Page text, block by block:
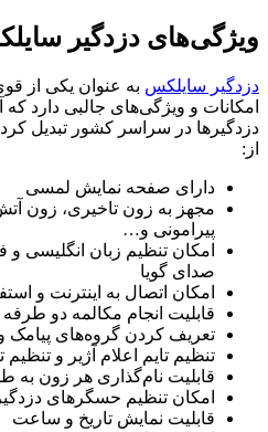
ویژگی‌های دزدگیر
دزدگیر سایلکس به عنوان یکی از
امکانات و ویژگی‌های جالبی دارد که
دزدگیرها در سراسر کشور تبدیل
از:
دارای صفحه نمایش لمسی
پیرامونی و…
امکان تنظیم زبان انگلیسی
صدای گویا
امکان اتصال به اینترنت و
قابلیت انجام مکالمه دو
تعریف کردن گروه‌های پیامک
تنظیم تایم اعلام آژیر و
قابلیت نام‌گذاری هر زون به
امکان تنظیم حسگرهای
قابلیت نمایش تاریخ و ساعت